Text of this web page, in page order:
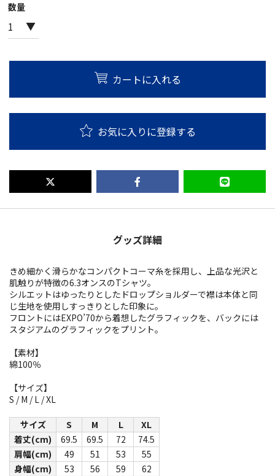
数量
カートに入れる
お気に入りに登録する
グッズ詳細
きめ細かく滑らかなコンパクトコーマ糸を採用し、上品な光沢と
肌触りが特徴の6.3オンスのTシャツ。
シルエットはゆったりとしたドロップショルダーで襟は本体と同
じ生地を使用しすっきりとした印象に。
フロントにはEXPO’70から着想したグラフィックを、バックには
スタジアムのグラフィックをプリント。
【素材】
綿100％
【サイズ】
S / M / L / XL
サイズ S M L
XL
着丈(cm)
69.5 69.5 72
74.5
肩幅(cm)
49 51 53
55
身幅(cm)
53 56 59
62